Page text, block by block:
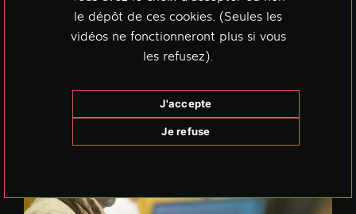
le dépôt de ces cookies. (Seules les
vidéos ne fonctionneront plus si vous
les refusez).
J'accepte
Je refuse